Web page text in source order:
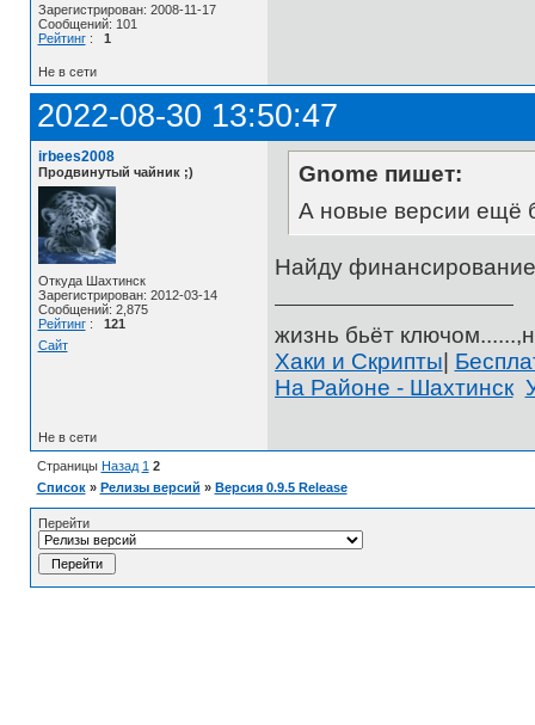
Зарегистрирован: 2008-11-17
Сообщений: 101
Рейтинг: 1
Не в сети
2022-08-30 13:50:47
irbees2008
Продвинутый чайник ;)
Откуда Шахтинск
Зарегистрирован: 2012-03-14
Сообщений: 2,875
Рейтинг: 121
Сайт
Gnome пишет:
А новые версии ещё
Найду
жизнь бьёт
Хаки и Скрипты|
На Районе - Шахтинск
Не в сети
Страницы Назад 1 2
Список » Релизы версий » Версия 0.9.5 Release
Перейти